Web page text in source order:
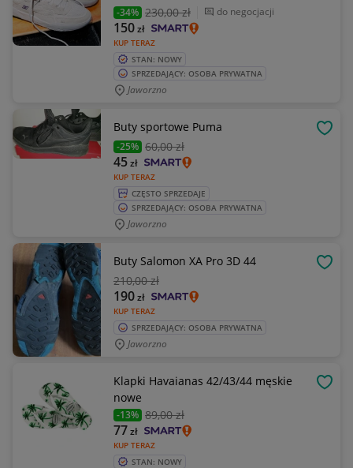
-34% 230,00 zł do negocjacji
KUP TERAZ
150zł
STAN: NOWY
SPRZEDAJĄCY: OSOBA PRYWATNA
Jaworzno
Buty sportowe Puma
-25% 60,00 zł
KUP TERAZ
45zł
CZĘSTO SPRZEDAJE
SPRZEDAJĄCY: OSOBA PRYWATNA
Jaworzno
Buty Salomon XA Pro 3D 44
210,00 zł
KUP TERAZ
190zł
SPRZEDAJĄCY: OSOBA PRYWATNA
Jaworzno
Klapki Havaianas 42/43/44 męskie
nowe
-13% 89,00 zł
KUP TERAZ
77zł
STAN: NOWY